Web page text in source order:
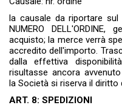
la causale da riportare
NUMERO
acquisto; la merce verrà
accredito dell'importo.
dalla effettiva
risultasse ancora
la Società si riserva il diritto
ART. 8: SPEDIZIONI